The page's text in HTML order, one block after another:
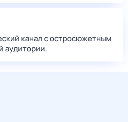
канал с остросюжетным
аудитории.